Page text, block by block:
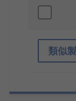
類似